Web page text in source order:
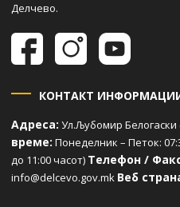
Делчево.
КОНТАКТ
Адреса: Ул.Љубомир Белогаски
време: Понеделник – Петок:
до 11:00 часот) Телефон /
info@delcevo.gov.mk Веб